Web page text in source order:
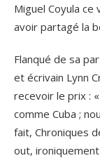
Miguel Coyula
avoir partagé la
Flanqué de sa
et écrivain Lynn
recevoir le prix :
comme Cuba ;
fait, Chroniques
out,